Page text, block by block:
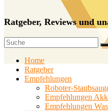
Ratgeber, Reviews und
Home
Ratgeber
Empfehlungen
Roboter-
Empfehlungen
Empfehlungen